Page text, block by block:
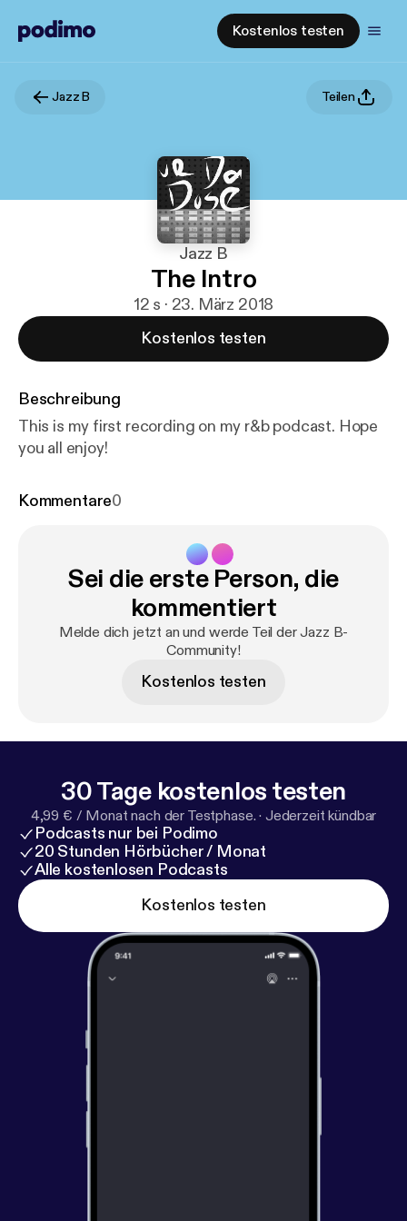
Kostenlos testen
Jazz B Teilen
Jazz B
The Intro
12 s · 23. März 2018
Kostenlos testen
Beschreibung
This is my first recording on my r&b podcast. Hope
you all enjoy!
Kommentare0
Sei die erste Person, die
kommentiert
Melde dich jetzt an und werde Teil der Jazz B-
Community!
Kostenlos testen
30 Tage kostenlos testen
4,99 € / Monat nach der Testphase. · Jederzeit kündbar
Podcasts nur bei Podimo
20 Stunden Hörbücher / Monat
Alle kostenlosen Podcasts
Kostenlos testen